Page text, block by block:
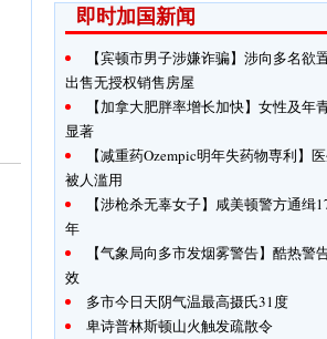
即时加国新闻
【宾顿市男子涉嫌诈骗】涉向多名欲
出售无授权销售房屋
【加拿大肥胖率增长加快】女性及年
显著
【减重药Ozempic明年失药物専利】
被人滥用
【涉枪杀无辜女子】咸美顿警方通缉
年
【气象局向多市发烟雾警告】酷热警
效
多市今日天阴气温最高摄氏31度
卑诗普林斯顿山火触发疏散令